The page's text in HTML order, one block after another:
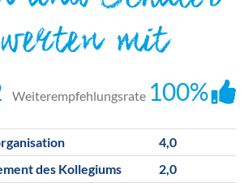
mit
Weiterempfehlungsrate 100%
4,0
des Kollegiums
2,0